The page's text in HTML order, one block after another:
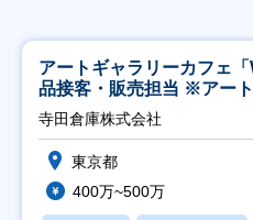
アートギャラリーカフェ
品接客・販売担当 ※アー
寺田倉庫株式会社
東京都
400万~500万